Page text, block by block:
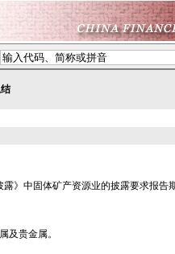
中固体矿产资源业的披露要求报告期
贵金属。